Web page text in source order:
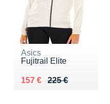
Asics
Fujitrail Elite
225 €
Au lieu de 225 €
157 €
Vendu 157 €